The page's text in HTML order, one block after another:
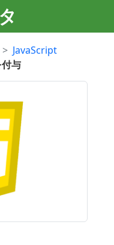
JavaScript
与